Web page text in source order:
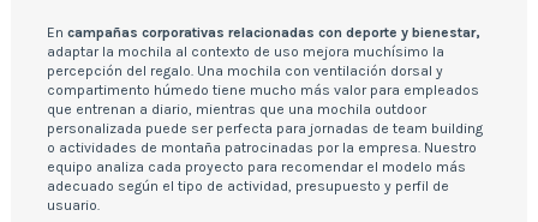
En campañas corporativas relacionadas con deporte y bienestar,
adaptar la mochila al contexto de uso mejora muchísimo la
percepción del regalo. Una mochila con ventilación dorsal y
compartimento húmedo tiene mucho más valor para empleados
que entrenan a diario, mientras que una mochila outdoor
personalizada puede ser perfecta para jornadas de team building
o actividades de montaña patrocinadas por la empresa. Nuestro
equipo analiza cada proyecto para recomendar el modelo más
adecuado según el tipo de actividad, presupuesto y perfil de
usuario.